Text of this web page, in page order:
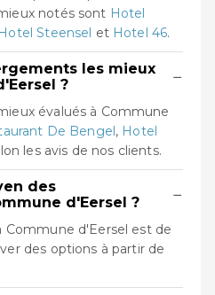
notés sont Hotel
Hotel Steensel et Hotel 46.
les mieux
?
−
évalués à Commune
De Bengel, Hotel
les avis de nos clients.
des
d'Eersel ?
−
Commune d'Eersel est de
des options à partir de